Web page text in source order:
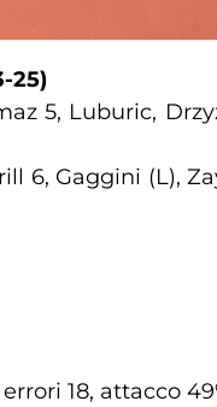
25)
5, Luburic,
6, Gaggini (L),
18, attacco